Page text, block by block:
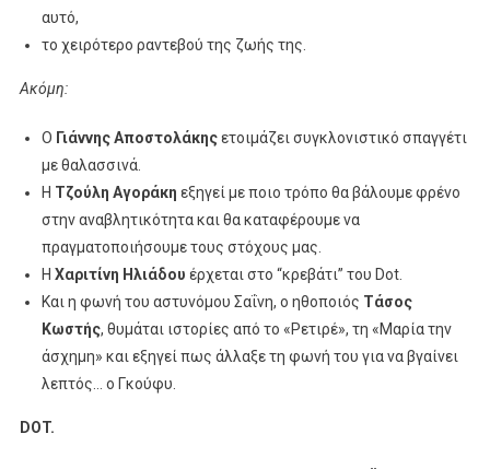
αυτό,
το χειρότερο ραντεβού της ζωής της.
Ακόμη:
Ο Γιάννης Αποστολάκηςετοιμάζει συγκλονιστικό σπαγγέτι
με θαλασσινά.
Η Τζούλη Αγοράκη εξηγεί με ποιο τρόπο θα βάλουμε φρένο
στην αναβλητικότητα και θα καταφέρουμε να
πραγματοποιήσουμε τους στόχους μας.
Η Χαριτίνη Ηλιάδου έρχεται στο “κρεβάτι” του Dot.
Και η φωνή του αστυνόμου Σαΐνη, ο ηθοποιός Τάσος
Κωστής, θυμάται ιστορίες από το «Ρετιρέ», τη «Μαρία την
άσχημη» και εξηγεί πως άλλαξε τη φωνή του για να βγαίνει
λεπτός… ο Γκούφυ.
DOT.